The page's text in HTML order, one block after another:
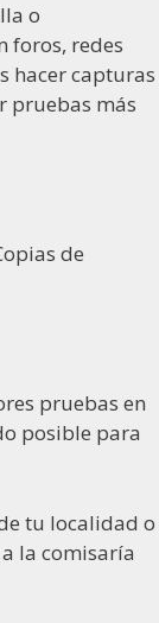
o
foros, redes
hacer capturas
pruebas más
de
pruebas en
posible para
tu localidad o
la comisaría